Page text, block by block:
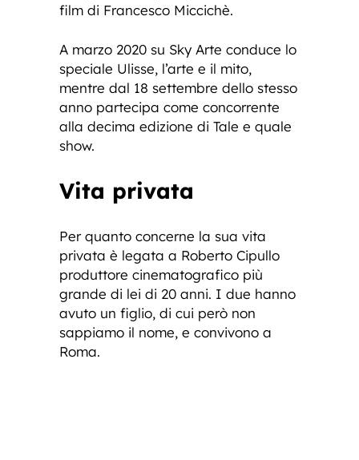
film di Francesco Miccichè.
A marzo 2020 su Sky Arte conduce lo
speciale Ulisse, l’arte e il mito,
mentre dal 18 settembre dello stesso
anno partecipa come concorrente
alla decima edizione di Tale e quale
show.
Vita privata
Per quanto concerne la sua vita
privata è legata a Roberto Cipullo
produttore cinematografico più
grande di lei di 20 anni. I due hanno
avuto un figlio, di cui però non
sappiamo il nome, e convivono a
Roma.